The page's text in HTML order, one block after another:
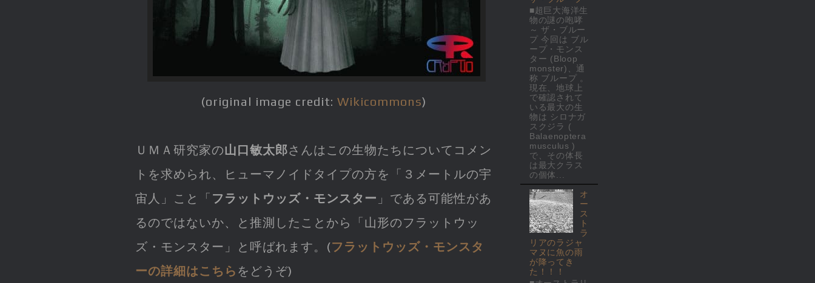
(original image credit: Wikicommons)
ＵＭＡ研究家の山口敏太郎さんはこの生物たちについてコメン
トを求められ、ヒューマノイドタイプの方を「３メートルの宇
宙人」こと「 フラットウッズ・モンスター 」である可能性があ
るのではないか、と推測したことから「山形のフラットウッ
ズ・モンスター」と呼ばれます。(フラットウッズ・モンスタ
ーの詳細はこちら をどうぞ)
■超巨大海洋生
物の謎の咆哮
～ ザ・ブルー
プ 今回は ブル
ープ・モンス
ター (Bloop
monster)、通
称 ブループ 。
現在、地球上
で確認されて
いる最大の生
物は シロナガ
スクジラ (
Balaenoptera
musculus )
で、その体長
は最大クラス
の個体...
オ
ー
ス
ト
ラ
リアのラジャ
マヌに魚の雨
が降ってき
た！！！